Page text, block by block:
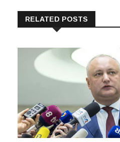
RELATED POSTS